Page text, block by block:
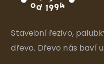
Stavební řezivo,
dřevo. Dřevo nás baví